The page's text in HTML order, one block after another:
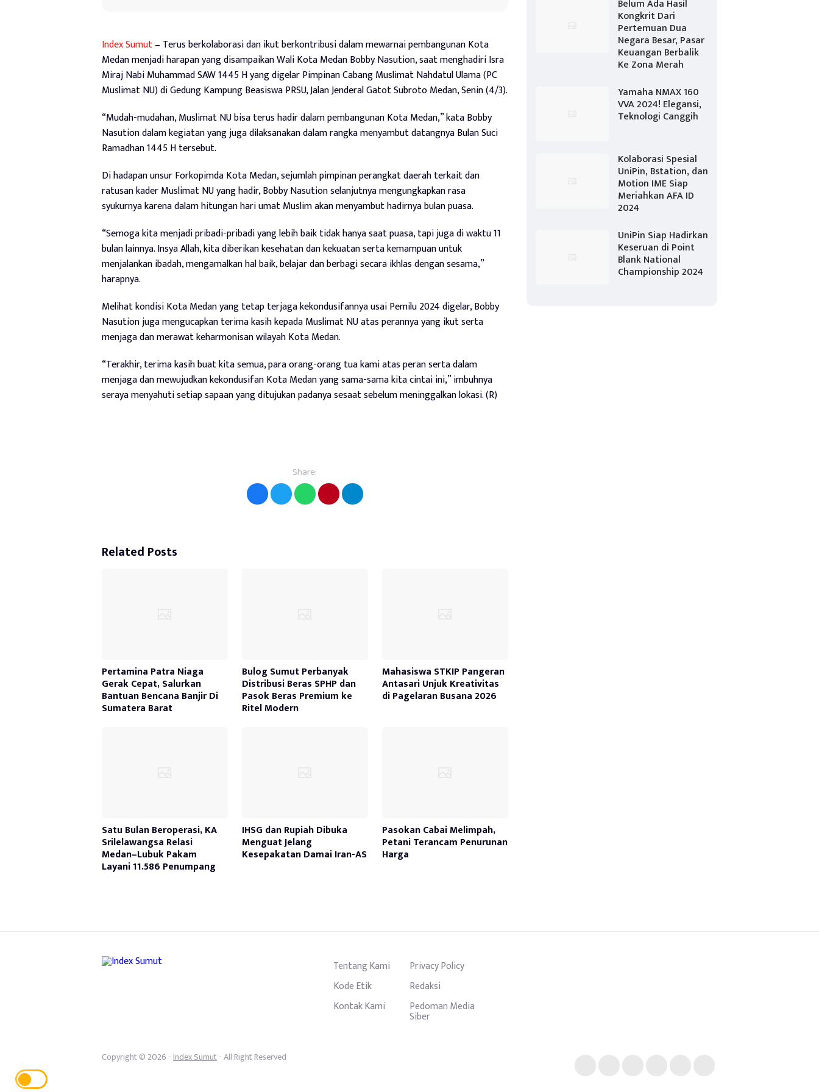
Index Sumut– Terus berkolaborasi dan ikut berkontribusi dalam mewarnai pembangunan Kota
Medan menjadi harapan yang disampaikan Wali Kota Medan Bobby Nasution, saat menghadiri Isra
Miraj Nabi Muhammad SAW 1445 H yang digelar Pimpinan Cabang Muslimat Nahdatul Ulama (PC
Muslimat NU) di Gedung Kampung Beasiswa PRSU, Jalan Jenderal Gatot Subroto Medan, Senin (4/3).
“Mudah-mudahan, Muslimat NU bisa terus hadir dalam pembangunan Kota Medan,” kata Bobby
Nasution dalam kegiatan yang juga dilaksanakan dalam rangka menyambut datangnya Bulan Suci
Ramadhan 1445 H tersebut.
Di hadapan unsur Forkopimda Kota Medan, sejumlah pimpinan perangkat daerah terkait dan
ratusan kader Muslimat NU yang hadir, Bobby Nasution selanjutnya mengungkapkan rasa
syukurnya karena dalam hitungan hari umat Muslim akan menyambut hadirnya bulan puasa.
“Semoga kita menjadi pribadi-pribadi yang lebih baik tidak hanya saat puasa, tapi juga di waktu 11
bulan lainnya. Insya Allah, kita diberikan kesehatan dan kekuatan serta kemampuan untuk
menjalankan ibadah, mengamalkan hal baik, belajar dan berbagi secara ikhlas dengan sesama,”
harapnya.
Melihat kondisi Kota Medan yang tetap terjaga kekondusifannya usai Pemilu 2024 digelar, Bobby
Nasution juga mengucapkan terima kasih kepada Muslimat NU atas perannya yang ikut serta
menjaga dan merawat keharmonisan wilayah Kota Medan.
“Terakhir, terima kasih buat kita semua, para orang-orang tua kami atas peran serta dalam
menjaga dan mewujudkan kekondusifan Kota Medan yang sama-sama kita cintai ini,” imbuhnya
seraya menyahuti setiap sapaan yang ditujukan padanya sesaat sebelum meninggalkan lokasi. (R)
Share:
Related Posts
Pertamina Patra Niaga
Gerak Cepat, Salurkan
Bantuan Bencana Banjir Di
Sumatera Barat
Bulog Sumut Perbanyak
Distribusi Beras SPHP dan
Pasok Beras Premium ke
Ritel Modern
Mahasiswa STKIP Pangeran
Antasari Unjuk Kreativitas
di Pagelaran Busana 2026
Satu Bulan Beroperasi, KA
Srilelawangsa Relasi
Medan–Lubuk Pakam
Layani 11.586 Penumpang
IHSG dan Rupiah Dibuka
Menguat Jelang
Kesepakatan Damai Iran-AS
Pasokan Cabai Melimpah,
Petani Terancam Penurunan
Harga
Belum Ada Hasil
Kongkrit Dari
Pertemuan Dua
Negara Besar, Pasar
Keuangan Berbalik
Ke Zona Merah
Yamaha NMAX 160
VVA 2024! Elegansi,
Teknologi Canggih
Kolaborasi Spesial
UniPin, Bstation, dan
Motion IME Siap
Meriahkan AFA ID
2024
UniPin Siap Hadirkan
Keseruan di Point
Blank National
Championship 2024
Tentang Kami
Privacy Policy
Kode Etik
Redaksi
Kontak Kami
Pedoman Media
Siber
Copyright © 2026 -Index Sumut- All Right Reserved